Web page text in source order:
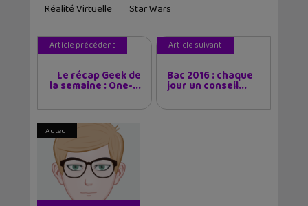
Réalité Virtuelle
Star Wars
Article précédent
Le récap Geek de
la semaine : One-...
Article suivant
Bac 2016 : chaque
jour un conseil...
Auteur